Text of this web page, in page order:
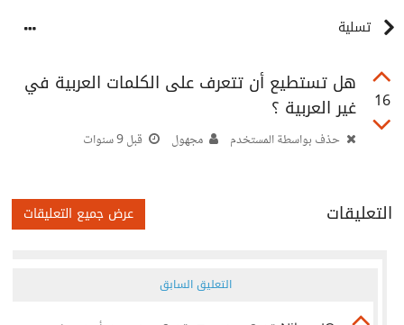
تسلية
16
هل تستطيع أن تتعرف على الكلمات العربية في
غير العربية ؟
حذف بواسطة المستخدم مجهول قبل 9 سنوات
التعليقات عرض جميع التعليقات
التعليق السابق